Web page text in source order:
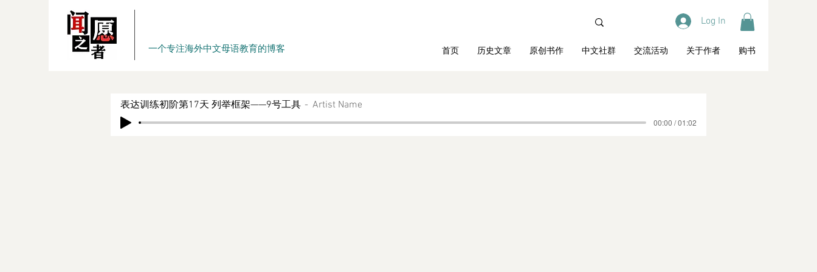
一个专注海外中文母语教育的博客
Log In
首页 历史文章 原创书作 中文社群 交流活动 关于作者 购书
表达训练初阶第17天 列举框架——9号工具 Artist Name
00:00 / 01:02